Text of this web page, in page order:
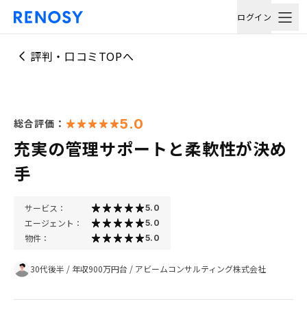
ログイン
評判・口コミTOPへ
総合評価： 5.0
充実の管理サポートと柔軟性が決め
手
サービス： 5.0
エージェント： 5.0
物件： 5.0
30代後半 / 年収900万円台 / アビームコンサルティング株式会社